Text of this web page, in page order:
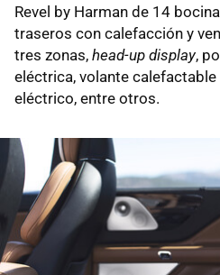
Revel by Harman de 14
traseros con calefacción y
tres zonas, head-up display,
eléctrica, volante
eléctrico, entre otros.